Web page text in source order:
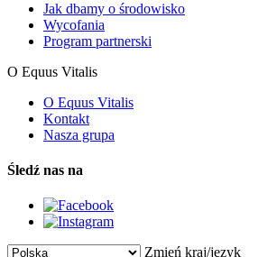
Jak dbamy o środowisko
Wycofania
Program partnerski
O Equus Vitalis
O Equus Vitalis
Kontakt
Nasza grupa
Śledź nas na
Zmień kraj/język